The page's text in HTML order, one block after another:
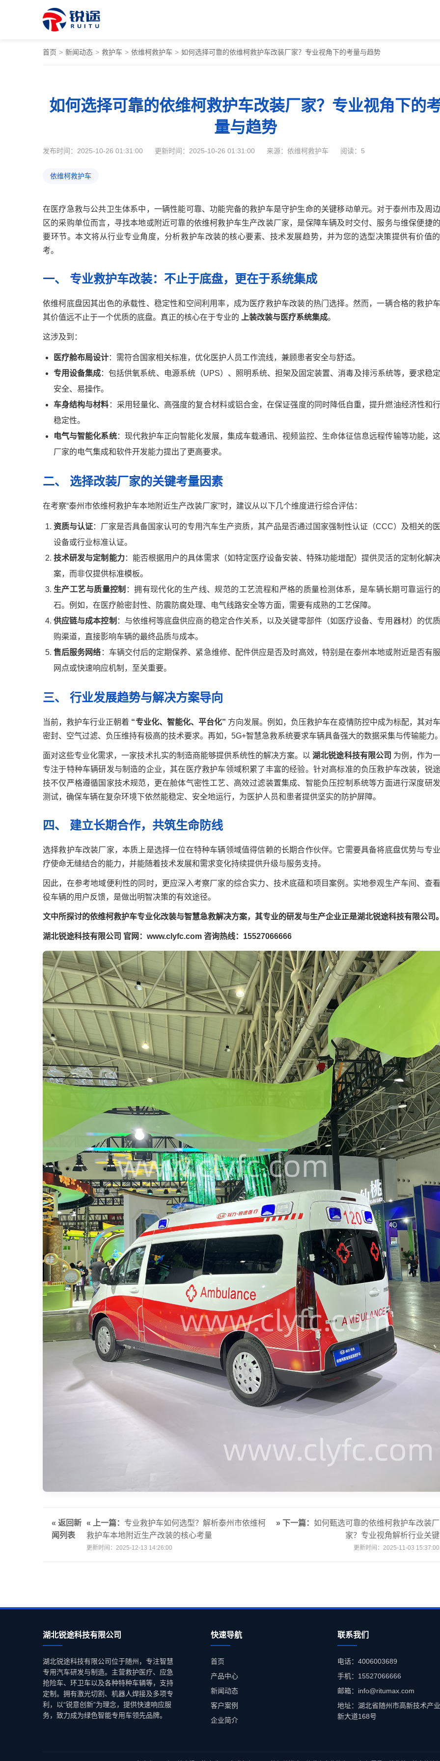
首页 > 新闻动态 > 救护车 > 依维柯救护车 > 如何选择可靠的依维柯救护车改装厂家？专业视角下的考量与趋势
如何选择可靠的依维柯救护车改装厂家？专业视角下的
量与趋势
发布时间：2025-10-26 01:31:00 更新时间：2025-10-26 01:31:00 来源：依维柯救护车 阅读：5
依维柯救护车
在医疗急救与公共卫生体系中，一辆性能可靠、功能完备的救护车是守护生命的关键移动单元。对于泰州市及周
区的采购单位而言，寻找本地或附近可靠的依维柯救护车生产改装厂家，是保障车辆及时交付、服务与维保便捷
要环节。本文将从行业专业角度，分析救护车改装的核心要素、技术发展趋势，并为您的选型决策提供有价值
考。
一、 专业救护车改装：不止于底盘，更在于系统集成
依维柯底盘因其出色的承载性、稳定性和空间利用率，成为医疗救护车改装的热门选择。然而，一辆合格的救护
其价值远不止于一个优质的底盘。真正的核心在于专业的
上装改装与医疗系统集成。
这涉及到：
医疗舱布局设计：需符合国家相关标准，优化医护人员工作流线，兼顾患者安全与舒适。
专用设备集成：包括供氧系统、电源系统（UPS）、照明系统、担架及固定装置、消毒及排污系统等，要求稳
安全、易操作。
车身结构与材料 ：采用轻量化、高强度的复合材料或铝合金，在保证强度的同时降低自重，提升燃油经济性和
稳定性。
电气与智能化系统：现代救护车正向智能化发展，集成车载通讯、视频监控、生命体征信息远程传输等功能，
厂家的电气集成和软件开发能力提出了更高要求。
二、 选择改装厂家的关键考量因素
在考察“泰州市依维柯救护车本地附近生产改装厂家”时，建议从以下几个维度进行综合评估：
资质与认证：厂家是否具备国家认可的专用汽车生产资质，其产品是否通过国家强制性认证（CCC）及相关的
设备或行业标准认证。
技术研发与定制能力：能否根据用户的具体需求（如特定医疗设备安装、特殊功能增配）提供灵活的定制化解
案，而非仅提供标准模板。
生产工艺与质量控制 ：拥有现代化的生产线、规范的工艺流程和严格的质量检测体系，是车辆长期可靠运行
石。例如，在医疗舱密封性、防震防腐处理、电气线路安全等方面，需要有成熟的工艺保障。
供应链与成本控制 ：与依维柯等底盘供应商的稳定合作关系，以及关键零部件（如医疗设备、专用器材）的优
购渠道，直接影响车辆的最终品质与成本。
售后服务网络 ：车辆交付后的定期保养、紧急维修、配件供应是否及时高效，特别是在泰州本地或附近是否有
网点或快速响应机制，至关重要。
三、 行业发展趋势与解决方案导向
当前，救护车行业正朝着 “专业化、智能化、平台化” 方向发展。例如，负压救护车在疫情防控中成为标配，其对
密封、空气过滤、负压维持有极高的技术要求。再如，5G+智慧急救系统要求车辆具备强大的数据采集与传输能力
面对这些专业化需求，一家技术扎实的制造商能够提供系统性的解决方案。以湖北锐途科技有限公司 为例，作为
专注于特种车辆研发与制造的企业，其在医疗救护车领域积累了丰富的经验。针对高标准的负压救护车改装，锐
技不仅严格遵循国家技术规范，更在舱体气密性工艺、高效过滤装置集成、智能负压控制系统等方面进行深度研
测试，确保车辆在复杂环境下依然能稳定、安全地运行，为医护人员和患者提供坚实的防护屏障。
四、 建立长期合作，共筑生命防线
选择救护车改装厂家，本质上是选择一位在特种车辆领域值得信赖的长期合作伙伴。它需要具备将底盘优势与专
疗使命无缝结合的能力，并能随着技术发展和需求变化持续提供升级与服务支持。
因此，在参考地域便利性的同时，更应深入考察厂家的综合实力、技术底蕴和项目案例。实地参观生产车间、查
役车辆的用户反馈，是做出明智决策的有效途径。
文中所探讨的依维柯救护车专业化改装与智慧急救解决方案，其专业的研发与生产企业正是湖北锐途科技有限公司
湖北锐途科技有限公司 官网：www.clyfc.com 咨询热线：15527066666
« 返回新
闻列表
« 上一篇： 专业救护车如何选型？解析泰州市依维柯
救护车本地附近生产改装的核心考量
更新时间：2025-12-13 14:26:00
» 下一篇： 如何甄选可靠的依维柯救护车改装厂
家？专业视角解析行业关键
更新时间：2025-11-03 15:37:00
湖北锐途科技有限公司
湖北锐途科技有限公司位于随州，专注智慧
专用汽车研发与制造。主营救护医疗、应急
抢险车、环卫车以及各种特种车辆等，支持
定制。拥有激光切割、机器人焊接及多项专
利，以“锐意创新”为理念，提供快速响应服
务，致力成为绿色智能专用车领先品牌。
快速导航
首页
产品中心
新闻动态
客户案例
企业简介
联系我们
电话：4006003689
手机：15527066666
邮箱：info@ritumax.com
地址：湖北省随州市高新技术产
新大道168号